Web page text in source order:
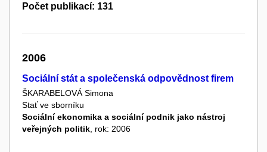
Počet publikací: 131
2006
Sociální stát a společenská odpovědnost firem
ŠKARABELOVÁ Simona
Stať ve sborníku
Sociální ekonomika a sociální podnik jako nástroj
veřejných politik , rok: 2006